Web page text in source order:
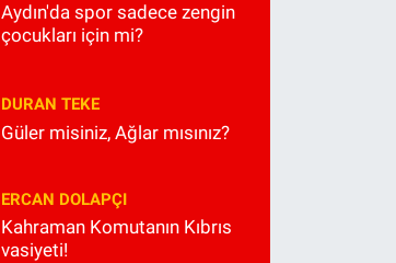
Aydın'da spor sadece zengin
çocukları için mi?
DURAN TEKE
Güler misiniz, Ağlar mısınız?
ERCAN DOLAPÇI
Kahraman Komutanın Kıbrıs
vasiyeti!